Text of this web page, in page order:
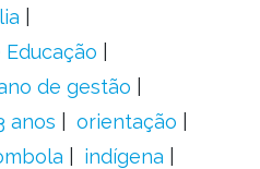
de gestão
anos
orientação
indígena